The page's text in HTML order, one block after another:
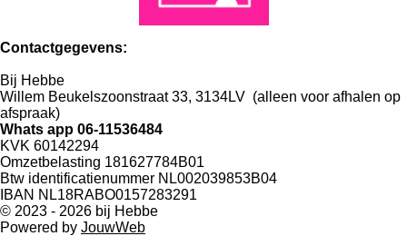
Contactgegevens:
Bij Hebbe
Willem Beukelszoonstraat 33, 3134LV (alleen voor afhalen op
afspraak)
Whats app 06-11536484
KVK 60142294
Omzetbelasting 181627784B01
Btw identificatienummer NL002039853B04
IBAN NL18RABO0157283291
© 2023 - 2026 bij Hebbe
Powered by JouwWeb